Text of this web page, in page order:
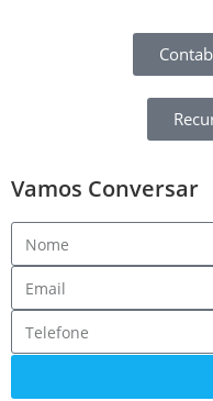
Vamos Conversar